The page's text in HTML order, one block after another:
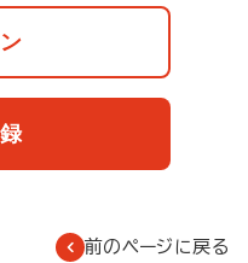
前のページに戻る